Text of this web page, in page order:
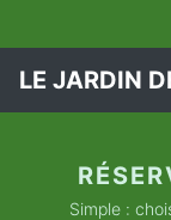
LE JARDIN
Simple :